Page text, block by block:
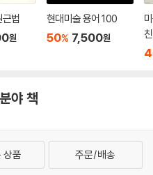
아닌 "예술의 종말 이후" 또는 "동
것이 적합하다고 주장한다. 이
나 명확한 정의를 가질 수 없음을
는 살아있는 현상임을 강조하며,
근법
원
현대미술 용어 100
50% 7,500원
야 책
상품 주문/배송